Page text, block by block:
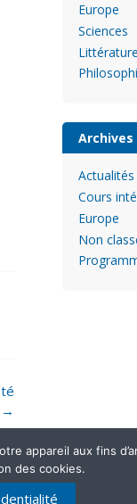
→
Europe
Sciences
Littérature
Archives
Actualités
Cours
Europe
Non
appareil aux fins
des cookies.